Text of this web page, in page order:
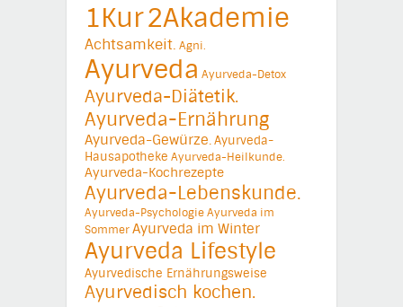
1Kur2Akademie
Achtsamkeit. Agni.
Ayurveda Ayurveda-Detox
Ayurveda-Diätetik.
Ayurveda-Ernährung
Ayurveda-Gewürze.Ayurveda-
Hausapotheke Ayurveda-Heilkunde.
Ayurveda-Kochrezepte
Ayurveda-Lebenskunde.
Ayurveda-PsychologieAyurveda im
SommerAyurveda im Winter
Ayurveda Lifestyle
Ayurvedische Ernährungsweise
Ayurvedisch kochen.